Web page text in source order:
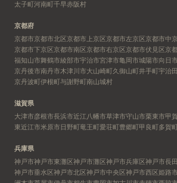
太子町河南町千早赤阪村
京都府
京都市京都市北区京都市上京区京都市左京区京都市中
京都市下京区京都市南区京都市右京区京都市伏見区京
福知山市舞鶴市綾部市宇治市宮津市亀岡市城陽市向日市
京丹後市南丹市木津川市大山崎町久御山町井手町宇治
京丹波町伊根町与謝野町南山城村
滋賀県
大津市彦根市長浜市近江八幡市草津市守山市栗東市甲
東近江市米原市日野町竜王町愛荘町豊郷町甲良町多賀
兵庫県
神戸市神戸市東灘区神戸市灘区神戸市兵庫区神戸市長
神戸市垂水区神戸市北区神戸市中央区神戸市西区姫路市